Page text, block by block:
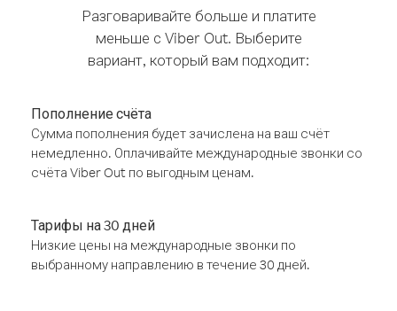
Разговаривайте больше и платите
меньше с Viber Out. Выберите
вариант, который вам подходит:
Пополнение счёта
Сумма пополнения будет зачислена на ваш счёт
немедленно. Оплачивайте международные звонки со
счёта Viber Out по выгодным ценам.
Тарифы на 30 дней
Низкие цены на международные звонки по
выбранному направлению в течение 30 дней.